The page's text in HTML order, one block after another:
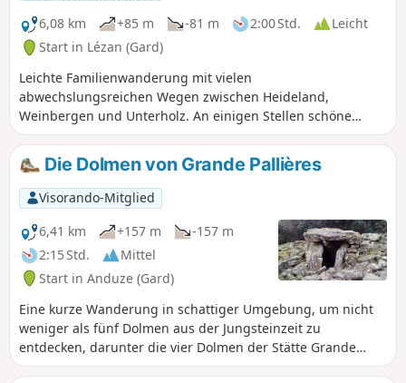
6,08 km
+85 m -81 m 2:00 Std.
Leicht
Start in Lézan (Gard)
Leichte Familienwanderung mit vielen
abwechslungsreichen Wegen zwischen Heideland,
Weinbergen und Unterholz. An einigen Stellen schöne
Ausblicke auf das Cevennenmassiv mit dem Mont Aigoual
im Blickfeld. Wanderungen mit geringem
Höhenunterschied für einen schönen Familienausflug.
Die Dolmen von Grande Pallières
Visorando-Mitglied
6,41 km
+157 m
-157 m
2:15 Std.
Mittel
Start in Anduze (Gard)
Eine kurze Wanderung in schattiger Umgebung, um nicht
weniger als fünf Dolmen aus der Jungsteinzeit zu
entdecken, darunter die vier Dolmen der Stätte Grande
Pallières.